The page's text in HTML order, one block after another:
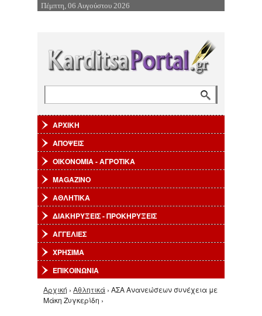
Επιστροφή στην Πλοήγηση
Πέμπτη, 06 Αυγούστου 2026
ΑΡΧΙΚΗ
ΑΠΟΨΕΙΣ
ΟΙΚΟΝΟΜΙΑ - ΑΓΡΟΤΙΚΑ
MAGAZINO
ΑΘΛΗΤΙΚΑ
ΔΙΑΚΗΡΥΞΕΙΣ - ΠΡΟΚΗΡΥΞΕΙΣ
ΑΓΓΕΛΙΕΣ
ΧΡΗΣΙΜΑ
ΕΠΙΚΟΙΝΩΝΙΑ
Είστε εδώ
Αρχική › Αθλητικά › ΑΣΑ Aνανεώσεων συνέχεια με
Μάκη Ζυγκερίδη ›